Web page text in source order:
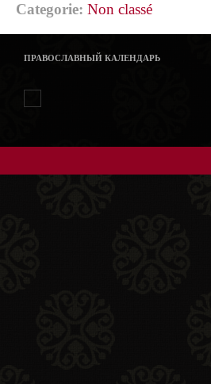
Categorie: Non classé
ПРАВОСЛАВНЫЙ КАЛЕНДАРЬ